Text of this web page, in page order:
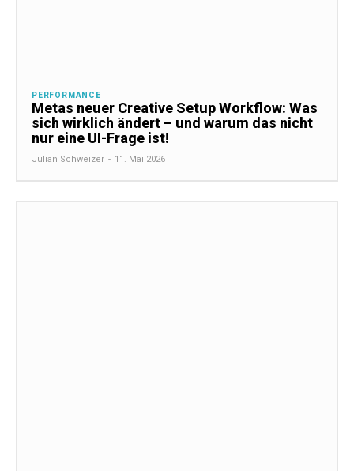
PERFORMANCE
Metas neuer Creative Setup Workflow: Was
sich wirklich ändert – und warum das nicht
nur eine UI-Frage ist!
Julian Schweizer - 11. Mai 2026